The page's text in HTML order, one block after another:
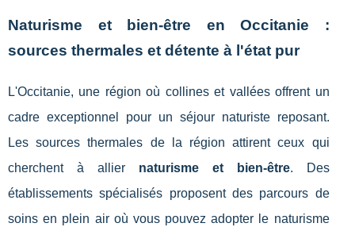
Naturisme et bien-être en Occitanie :
sources thermales et détente à l'état pur
L'Occitanie, une région où collines et vallées offrent un
cadre exceptionnel pour un séjour naturiste reposant.
Les sources thermales de la région attirent ceux qui
cherchent à allier naturisme et bien-être. Des
établissements spécialisés proposent des parcours de
soins en plein air où vous pouvez adopter le naturisme